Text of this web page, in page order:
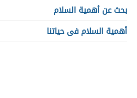
بحث عن أهمية السلام
أهمية السلام فى حياتنا